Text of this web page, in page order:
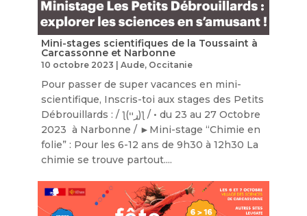
Mini-stages scientifiques de la Toussaint à
Carcassonne et Narbonne
10 octobre 2023 Aude, Occitanie
Pour passer de super vacances en mini-
scientifique, Inscris-toi aux stages des Petits
Débrouillards : / ƪ(ړײ)‎ƪ​​ / • du 23 au 27 Octobre
2023 à Narbonne / ►Mini-stage “Chimie en
folie” : Pour les 6-12 ans de 9h30 à 12h30 La
chimie se trouve partout....